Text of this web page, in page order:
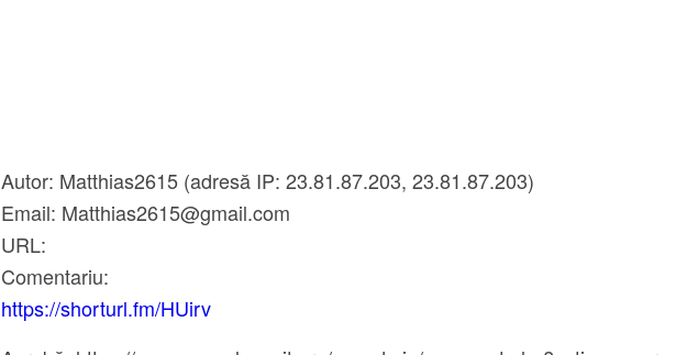
Autor: Matthias2615 (adresă IP: 23.81.87.203, 23.81.87.203)
Email: Matthias2615@gmail.com
URL:
Comentariu:
https://shorturl.fm/HUirv